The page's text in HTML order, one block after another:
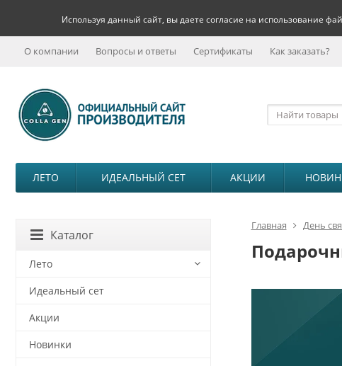
Используя данный сайт, вы даете согласие на использование
О компании Вопросы и ответы Сертификаты Как заказать?
ЛЕТО ИДЕАЛЬНЫЙ СЕТ АКЦИИ
Главная День
Каталог
Лето
Идеальный сет
Акции
Новинки